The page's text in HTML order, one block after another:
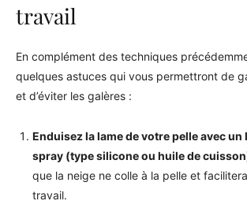
travail
En complément des techniques
quelques astuces qui vous permettront de
et d’éviter les galères :
Enduisez la lame de votre pelle avec
spray (type silicone ou huile de
que la neige ne colle à la pelle et
travail.